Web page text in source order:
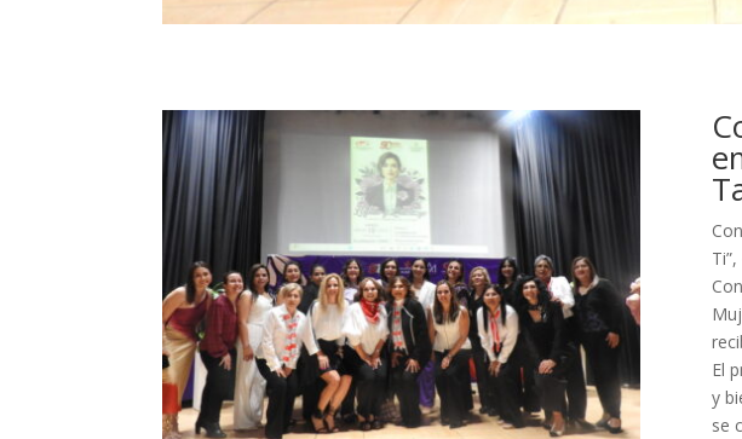
El
y
se